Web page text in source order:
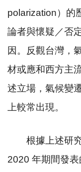
polarization）的
論者與懷疑／否
因。反觀台灣，
材或應和西方主
述立場，氣候變
上較常出現。
根據上述研究
2020 年期間發